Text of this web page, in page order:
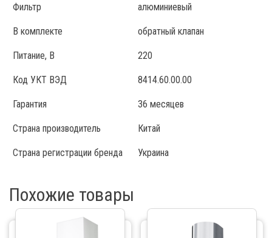
Фильтр алюминиевый
В комплекте обратный клапан
Питание, В 220
Код УКТ ВЭД 8414.60.00.00
Гарантия 36 месяцев
Страна производитель Китай
Страна регистрации бренда Украина
Похожие товары